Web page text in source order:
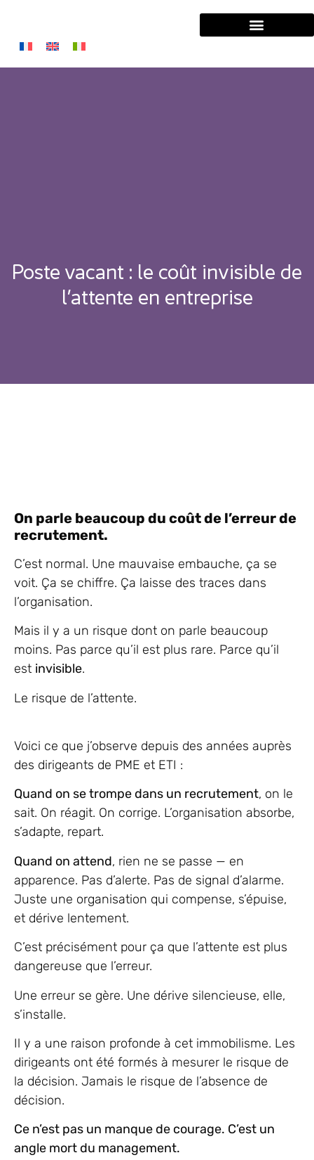
Poste vacant : le coût invisible de
l’attente en entreprise
On parle beaucoup du coût de l’erreur de
recrutement.
C’est normal. Une mauvaise embauche, ça se
voit. Ça se chiffre. Ça laisse des traces dans
l’organisation.
Mais il y a un risque dont on parle beaucoup
moins. Pas parce qu’il est plus rare. Parce qu’il
est invisible.
Le risque de l’attente.
Voici ce que j’observe depuis des années auprès
des dirigeants de PME et ETI :
Quand on se trompe dans un recrutement, on le
sait. On réagit. On corrige. L’organisation absorbe,
s’adapte, repart.
Quand on attend, rien ne se passe — en
apparence. Pas d’alerte. Pas de signal d’alarme.
Juste une organisation qui compense, s’épuise,
et dérive lentement.
C’est précisément pour ça que l’attente est plus
dangereuse que l’erreur.
Une erreur se gère. Une dérive silencieuse, elle,
s’installe.
Il y a une raison profonde à cet immobilisme. Les
dirigeants ont été formés à mesurer le risque de
la décision. Jamais le risque de l’absence de
décision.
Ce n’est pas un manque de courage. C’est un
angle mort du management.